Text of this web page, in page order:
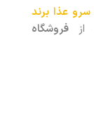
عذا برند
از فروشگاه